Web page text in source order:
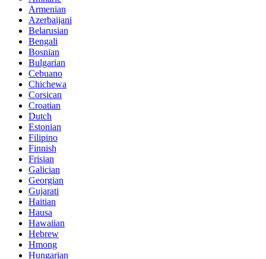
Armenian
Azerbaijani
Belarusian
Bengali
Bosnian
Bulgarian
Cebuano
Chichewa
Corsican
Croatian
Dutch
Estonian
Filipino
Finnish
Frisian
Galician
Georgian
Gujarati
Haitian
Hausa
Hawaiian
Hebrew
Hmong
Hungarian